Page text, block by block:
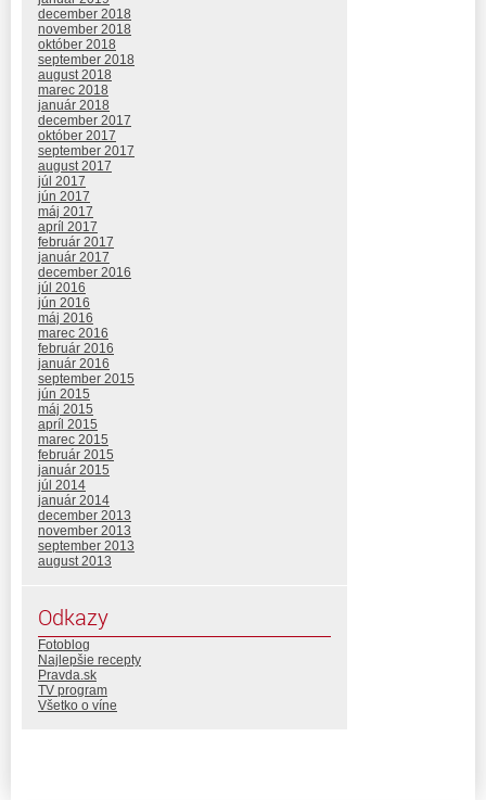
december 2018
november 2018
október 2018
september 2018
august 2018
marec 2018
január 2018
december 2017
október 2017
september 2017
august 2017
júl 2017
jún 2017
máj 2017
apríl 2017
február 2017
január 2017
december 2016
júl 2016
jún 2016
máj 2016
marec 2016
február 2016
január 2016
september 2015
jún 2015
máj 2015
apríl 2015
marec 2015
február 2015
január 2015
júl 2014
január 2014
december 2013
november 2013
september 2013
august 2013
Odkazy
Fotoblog
Najlepšie recepty
Pravda.sk
TV program
Všetko o víne